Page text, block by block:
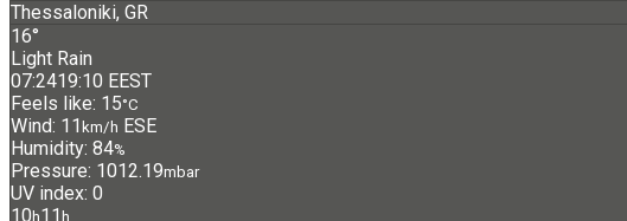
Thessaloniki, GR
16°
Light Rain
07:2419:10 EEST
Feels like: 15°C
Wind: 11 km/h ESE
Humidity: 84%
Pressure: 1012.19mbar
UV index: 0
10 h11 h